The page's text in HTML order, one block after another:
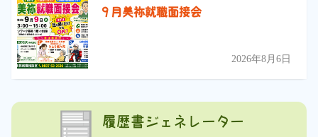
９月美祢就職面接会
2026年8月6日
履歴書ジェネレーター